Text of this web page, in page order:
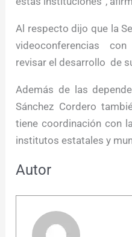
Al respecto dijo que la
videoconferencias
revisar el desarrollo de
Además de las
Sánchez Cordero
tiene coordinación con
institutos estatales y
Autor